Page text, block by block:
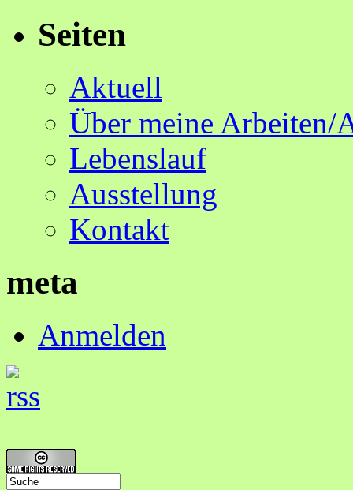
Seiten
Aktuell
Über meine Arbeiten/
Lebenslauf
Ausstellung
Kontakt
meta
Anmelden